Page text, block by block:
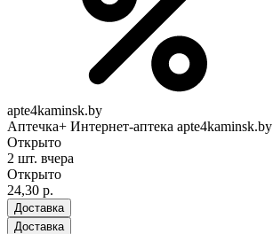
apte4kaminsk.by
Аптечка+ Интернет-аптека apte4kaminsk.by
Открыто
2 шт. вчера
Открыто
24,30 р.
Доставка
Доставка